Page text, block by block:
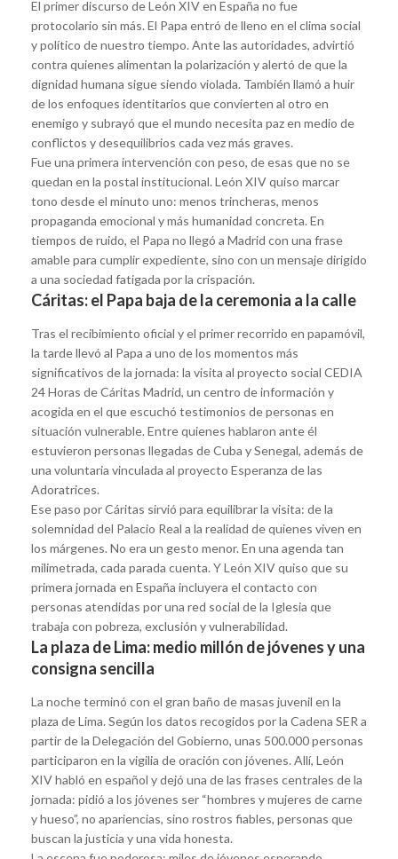
El primer discurso de León XIV en España no fue
protocolario sin más. El Papa entró de lleno en el clima social
y político de nuestro tiempo. Ante las autoridades, advirtió
contra quienes alimentan la polarización y alertó de que la
dignidad humana sigue siendo violada. También llamó a huir
de los enfoques identitarios que convierten al otro en
enemigo y subrayó que el mundo necesita paz en medio de
conflictos y desequilibrios cada vez más graves.
Fue una primera intervención con peso, de esas que no se
quedan en la postal institucional. León XIV quiso marcar
tono desde el minuto uno: menos trincheras, menos
propaganda emocional y más humanidad concreta. En
tiempos de ruido, el Papa no llegó a Madrid con una frase
amable para cumplir expediente, sino con un mensaje dirigido
a una sociedad fatigada por la crispación.
Cáritas: el Papa baja de la ceremonia a la calle
Tras el recibimiento oficial y el primer recorrido en papamóvil,
la tarde llevó al Papa a uno de los momentos más
significativos de la jornada: la visita al proyecto social CEDIA
24 Horas de Cáritas Madrid, un centro de información y
acogida en el que escuchó testimonios de personas en
situación vulnerable. Entre quienes hablaron ante él
estuvieron personas llegadas de Cuba y Senegal, además de
una voluntaria vinculada al proyecto Esperanza de las
Adoratrices.
Ese paso por Cáritas sirvió para equilibrar la visita: de la
solemnidad del Palacio Real a la realidad de quienes viven en
los márgenes. No era un gesto menor. En una agenda tan
milimetrada, cada parada cuenta. Y León XIV quiso que su
primera jornada en España incluyera el contacto con
personas atendidas por una red social de la Iglesia que
trabaja con pobreza, exclusión y vulnerabilidad.
La plaza de Lima: medio millón de jóvenes y una
consigna sencilla
La noche terminó con el gran baño de masas juvenil en la
plaza de Lima. Según los datos recogidos por la Cadena SER a
partir de la Delegación del Gobierno, unas 500.000 personas
participaron en la vigilia de oración con jóvenes. Allí, León
XIV habló en español y dejó una de las frases centrales de la
jornada: pidió a los jóvenes ser “hombres y mujeres de carne
y hueso”, no apariencias, sino rostros fiables, personas que
buscan la justicia y una vida honesta.